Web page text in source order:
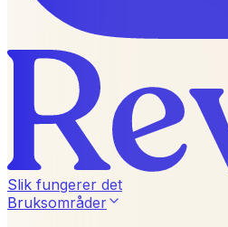
Slik fungerer det
Bruksområder